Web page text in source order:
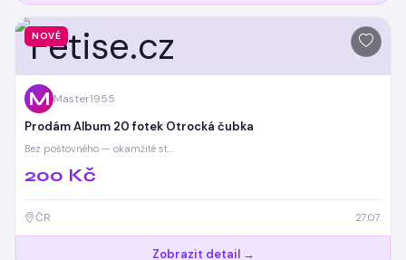
NOVÉ
M Master1955
Prodám Album 20 fotek Otrocká čubka
Bez poštovného — okamžité st…
200 Kč
ČR 27.07.
Zobrazit detail →